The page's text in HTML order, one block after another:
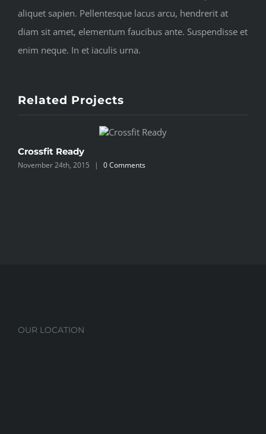
aliquet sapien. Pellentesque lacus arcu, hendrerit at
diam sit amet, elementum faucibus ante. Suspendisse et
enim neque. In et iaculis urna.
Related Projects
Crossfit Ready
November 24th, 2015 | 0 Comments
OUR LOCATION